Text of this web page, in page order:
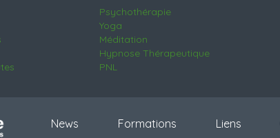
Psychothérapie
Yoga
Méditation
Hypnose Thérapeutique
PNL
News Formations Liens